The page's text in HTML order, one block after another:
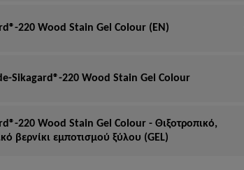
220 Wood Stain Gel Colour (EN)
Sikagard®-220 Wood Stain Gel Colour
220 Wood Stain Gel Colour - Θιξοτροπικό,
βερνίκι εμποτισμού ξύλου (GEL)